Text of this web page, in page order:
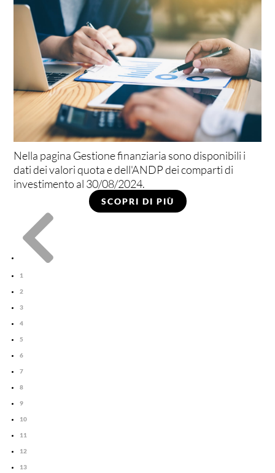
Nella pagina Gestione finanziaria sono disponibili i
dati dei valori quota e dell'ANDP dei comparti di
investimento al 30/08/2024.
SCOPRI DI PIÙ

1
2
3
4
5
6
7
8
9
10
11
12
13